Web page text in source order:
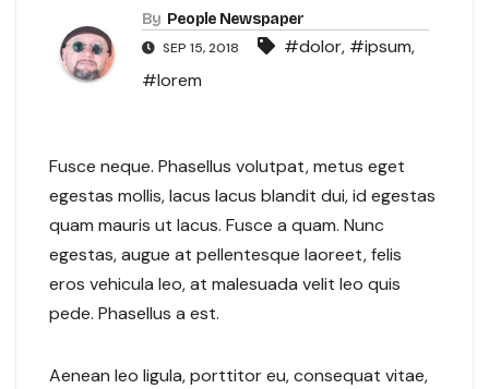
By People Newspaper
SEP 15, 2018 #dolor, #ipsum,
#lorem
Fusce neque. Phasellus volutpat, metus eget
egestas mollis, lacus lacus blandit dui, id egestas
quam mauris ut lacus. Fusce a quam. Nunc
egestas, augue at pellentesque laoreet, felis
eros vehicula leo, at malesuada velit leo quis
pede. Phasellus a est.
Aenean leo ligula, porttitor eu, consequat vitae,